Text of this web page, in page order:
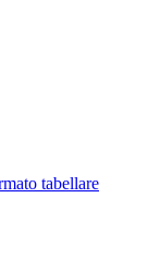
tabellare